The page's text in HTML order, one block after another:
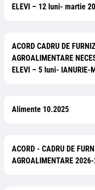
ELEVI – 12 luni- martie
ACORD CADRU DE
AGROALIMENTARE
ELEVI – 5 luni- IANURIE-
Alimente 10.2025
ACORD - CADRU DE
AGROALIMENTARE